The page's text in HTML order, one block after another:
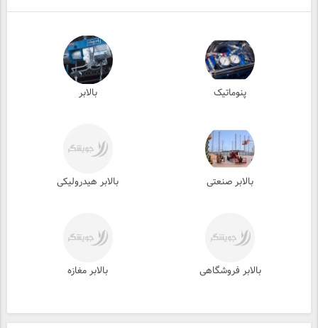
پنوماتیک بالابر
بالابر صنعتی بالابر هیدرولیکی
بالابر فروشگاهی بالابر مغازه